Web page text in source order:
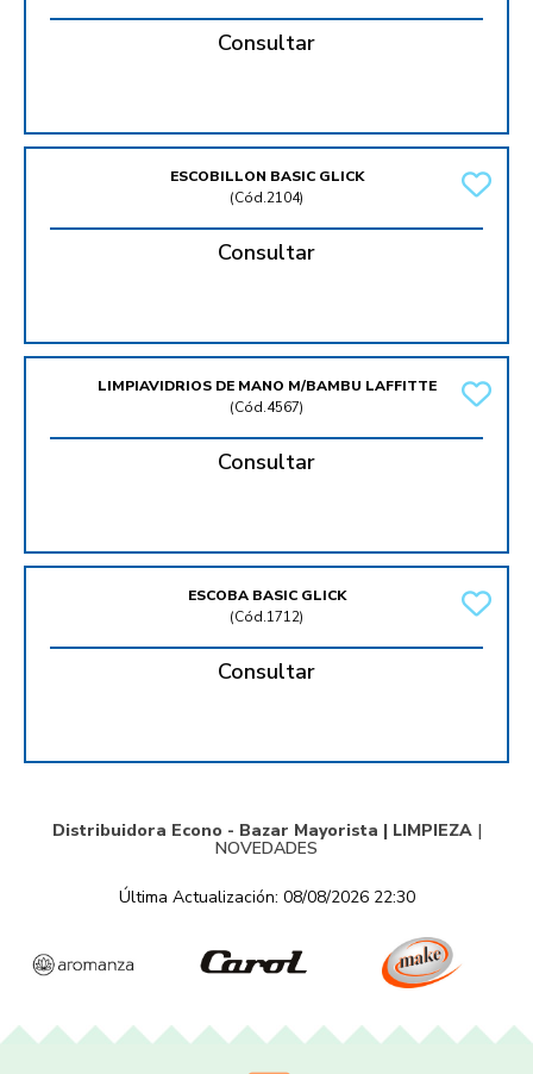
Consultar
ESCOBILLON BASIC GLICK
(Cód.2104)
Consultar
LIMPIAVIDRIOS DE MANO M/BAMBU LAFFITTE
(Cód.4567)
Consultar
ESCOBA BASIC GLICK
(Cód.1712)
Consultar
Distribuidora Econo - Bazar Mayorista | LIMPIEZA|
NOVEDADES
Última Actualización: 08/08/2026 22:30